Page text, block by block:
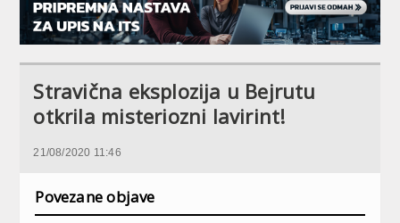
Stravična eksplozija u Bejrutu
otkrila misteriozni lavirint!
21/08/2020 11:46
Povezane objave